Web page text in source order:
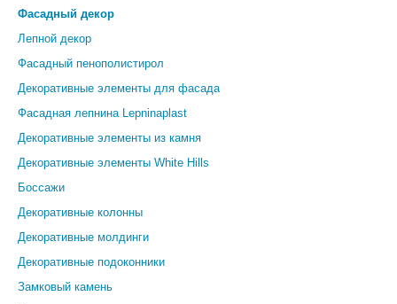
Фасадный декор
Лепной декор
Фасадный пенополистирол
Декоративные элементы для фасада
Фасадная лепнина Lepninaplast
Декоративные элементы из камня
Декоративные элементы White Hills
Боссажи
Декоративные колонны
Декоративные молдинги
Декоративные подоконники
Замковый камень